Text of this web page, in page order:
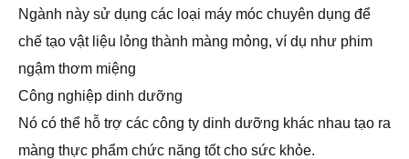
Ngành này sử dụng các loại máy móc chuyên dụng để
chế tạo vật liệu lỏng thành màng mỏng, ví dụ như phim
ngậm thơm miệng
Công nghiệp dinh dưỡng
Nó có thể hỗ trợ các công ty dinh dưỡng khác nhau tạo ra
màng thực phẩm chức năng tốt cho sức khỏe.